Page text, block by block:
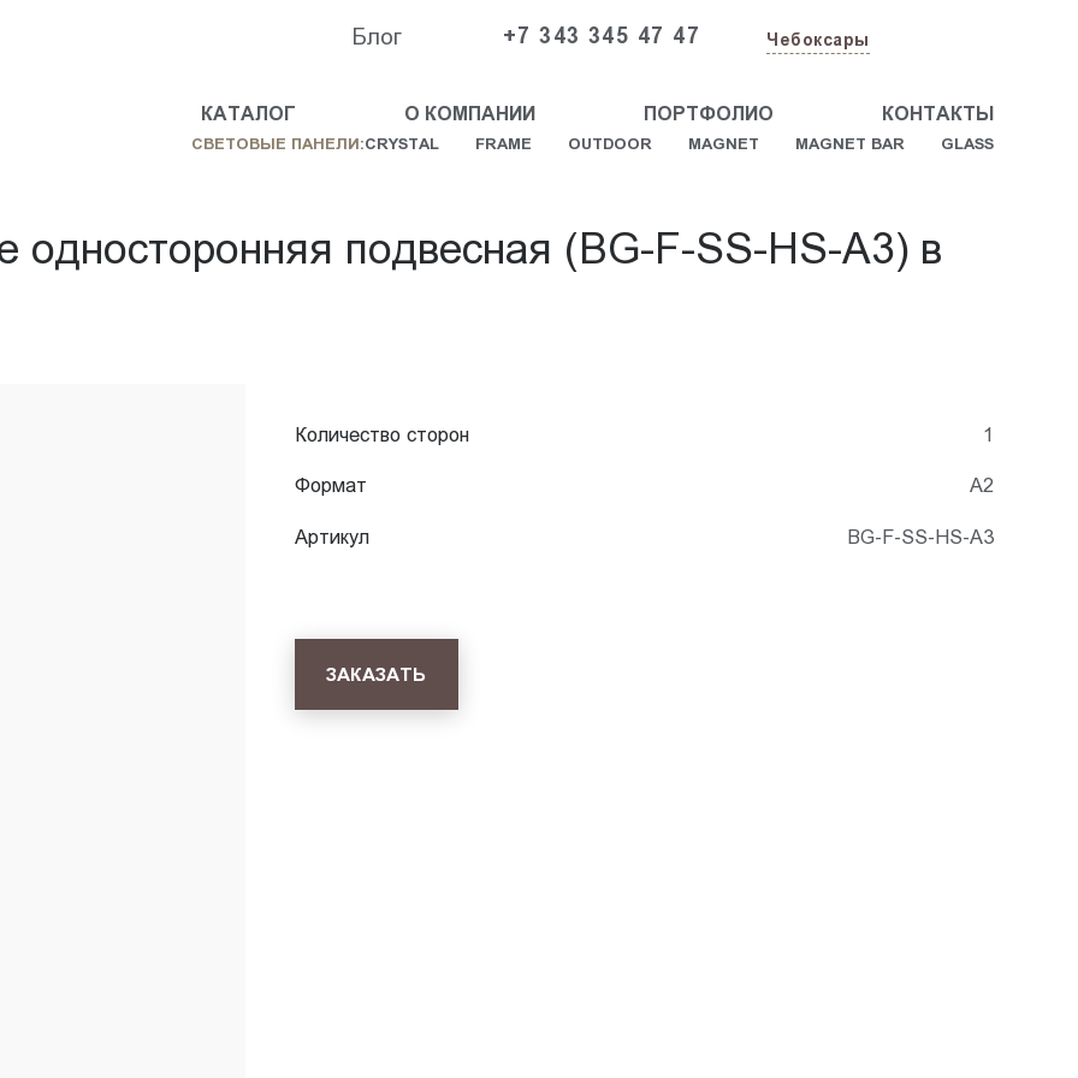
Блог +7 343 345 47 47 Чебоксары
КАТАЛОГ О КОМПАНИИ ПОРТФОЛИО КОНТАКТЫ
СВЕТОВЫЕ ПАНЕЛИ:CRYSTAL FRAME OUTDOOR MAGNET MAGNET BAR GLASS
односторонняя подвесная (BG-F-SS-HS-A3) в
Количество сторон 1
Формат А2
Артикул BG-F-SS-HS-A3
ЗАКАЗАТЬ